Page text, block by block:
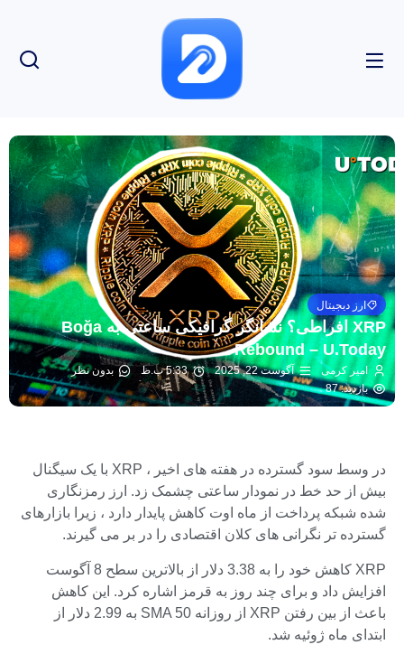
ارز دیجیتال
XRP افراطی؟ نشانگر گرافیکی ساعتی به Boğa
Rebound – U.Today
امیر کرمی آگوست 22, 2025 5:33 ب.ظ
بدون نظر
بازدید: 87
در وسط سود گسترده در هفته های اخیر ، XRP با یک سیگنال
بیش از حد خط در نمودار ساعتی چشمک زد. ارز رمزنگاری
شده شبکه پرداخت از ماه اوت کاهش پایدار دارد ، زیرا بازارهای
گسترده تر نگرانی های کلان اقتصادی را در بر می گیرند.
XRP کاهش خود را به 3.38 دلار از بالاترین سطح 8 آگوست
افزایش داد و برای چند روز به قرمز اشاره کرد. این کاهش
باعث از بین رفتن XRP از روزانه SMA 50 به 2.99 دلار از
ابتدای ماه ژوئیه شد.